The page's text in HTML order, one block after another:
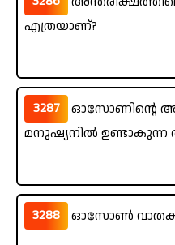
എത്രയാണ്?
3287
ഓസോണിന്റെ
മനുഷ്യനിൽ
3288 ഓസോൺ വാതകം